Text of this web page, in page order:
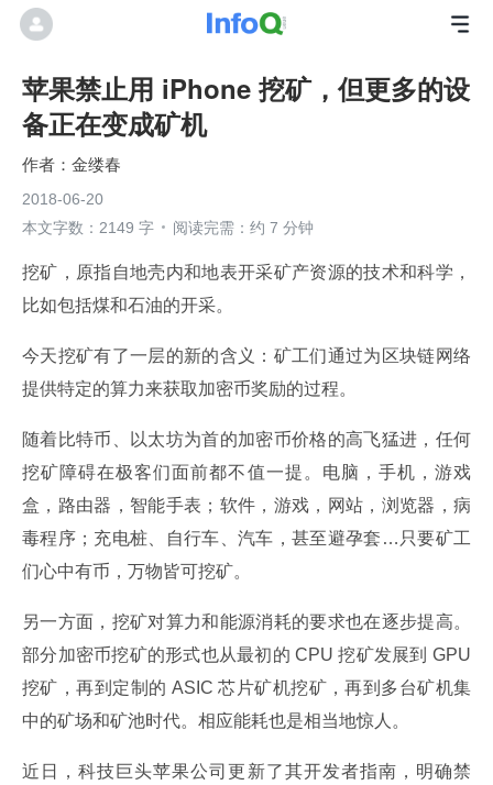
苹果禁止用 iPhone 挖矿，但更多的设
备正在变成矿机
金缕春
2018-06-20
本文字数：2149 字
阅读完需：约 7 分钟
挖矿，原指自地壳内和地表开采矿产资源的技术和科学，
比如包括煤和石油的开采。
今天挖矿有了一层的新的含义：矿工们通过为区块链网络
提供特定的算力来获取加密币奖励的过程。
随着比特币、以太坊为首的加密币价格的高飞猛进，任何
挖矿障碍在极客们面前都不值一提。电脑，手机，游戏
盒，路由器，智能手表；软件，游戏，网站，浏览器，病
毒程序；充电桩、自行车、汽车，甚至避孕套…只要矿工
们心中有币，万物皆可挖矿。
另一方面，挖矿对算力和能源消耗的要求也在逐步提高。
部分加密币挖矿的形式也从最初的 CPU 挖矿发展到 GPU
挖矿，再到定制的 ASIC 芯片矿机挖矿，再到多台矿机集
中的矿场和矿池时代。相应能耗也是相当地惊人。
近日，科技巨头苹果公司更新了其开发者指南，明确禁